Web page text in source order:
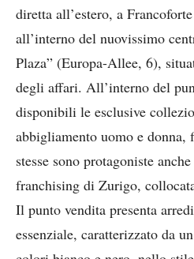
diretta all’estero, a
all’interno del nuovissimo
Plaza” (Europa-Allee, 6),
degli affari. All’interno del
disponibili le esclusive
abbigliamento uomo e
stesse sono protagoniste
franchising di Zurigo,
Il punto vendita presenta
essenziale, caratterizzato da